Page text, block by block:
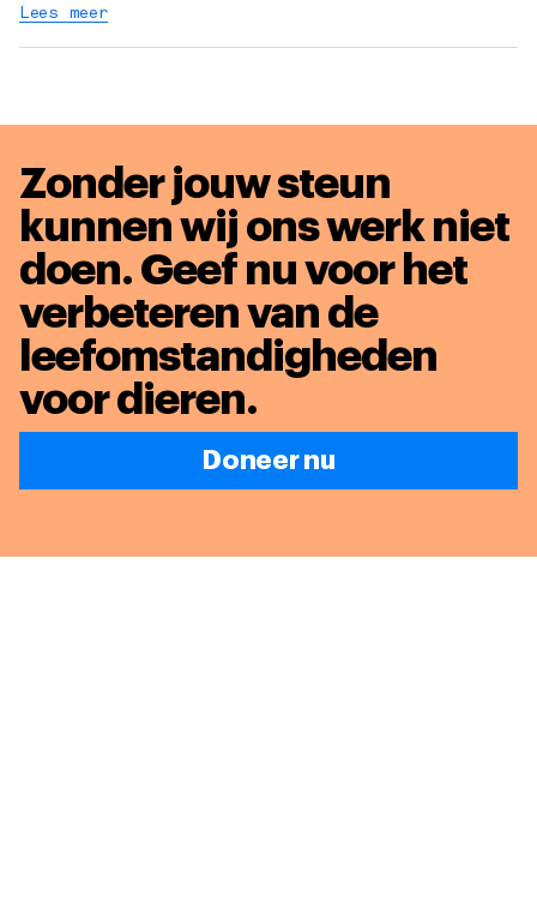
Lees meer
Zonder jouw steun
kunnen wij ons werk niet
doen. Geef nu voor het
verbeteren van de
leefomstandigheden
voor dieren.
Doneer nu